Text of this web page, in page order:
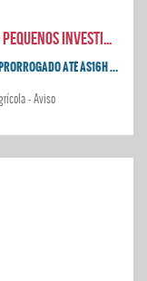
Anúncio de abertura de candidaturas - Pequenos Investimentos na Exploração Agrícola
ÀS16H DE 31 DE AGOSTO DE 2018
- Aviso